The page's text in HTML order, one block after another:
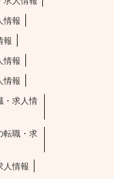
情報
報
情報
情報
・求人情
転職・求
人情報